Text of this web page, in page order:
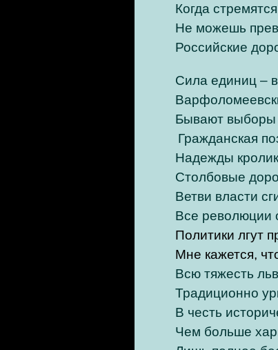
Когда
Не можешь
Российские
Сила единиц –
Бывают выборы
Гражданская
Надежды
Столбовые
Ветви власти
Все революции
Политики лгут
Мне кажется,
Всю тяжесть
Традиционно
В честь
Чем больше